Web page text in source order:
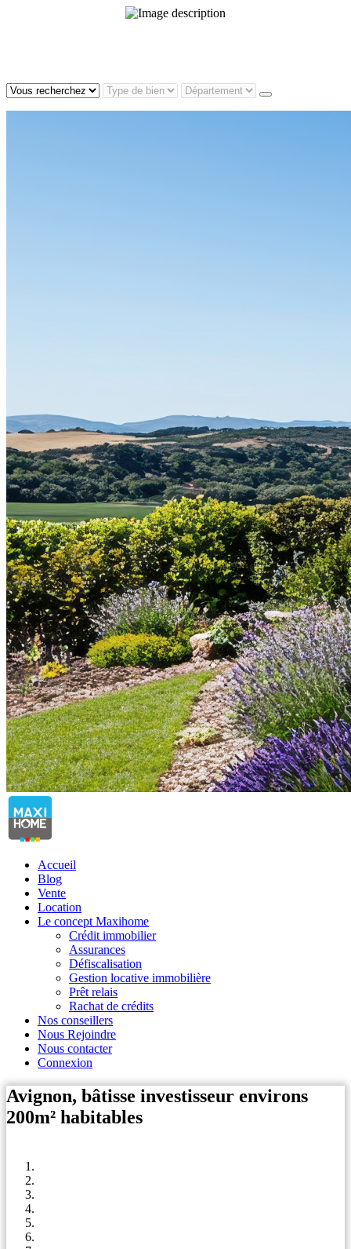
Accueil
Blog
Vente
Location
Le concept Maxihome
Crédit immobilier
Assurances
Défiscalisation
Gestion locative immobilière
Prêt relais
Rachat de crédits
Nos conseillers
Nous Rejoindre
Nous contacter
Connexion
Avignon, bâtisse investisseur environs
200m² habitables